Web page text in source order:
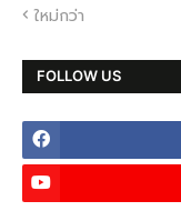
ใหม่กว่า
FOLLOW US